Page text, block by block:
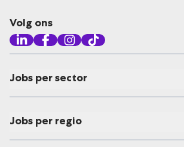
Volg ons
Jobs per sector
Jobs per regio